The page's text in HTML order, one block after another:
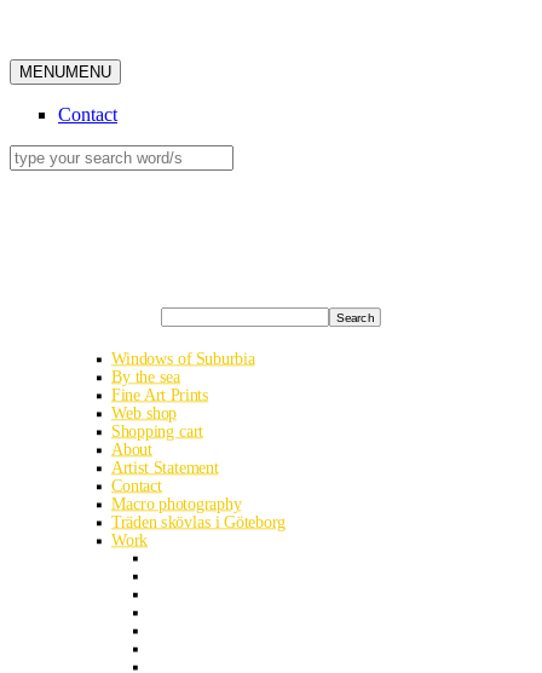
MENUMENU
Contact
Search
Windows of Suburbia
By the sea
Fine Art Prints
Web shop
Shopping cart
About
Artist Statement
Contact
Macro photography
Träden skövlas i Göteborg
Work